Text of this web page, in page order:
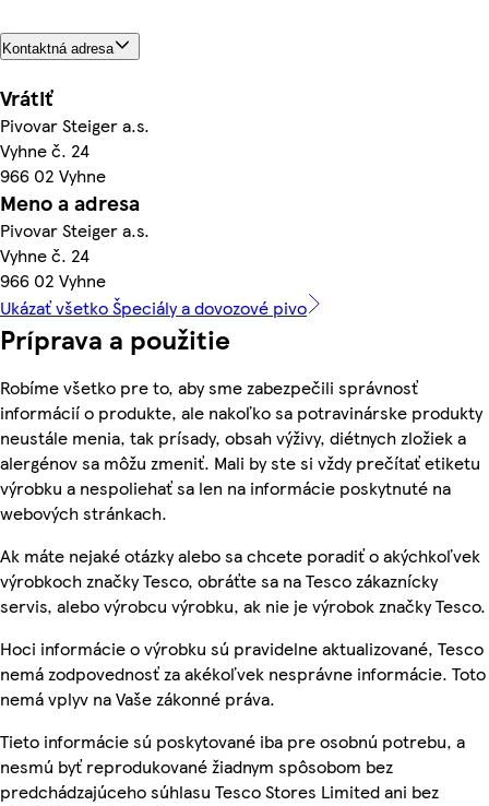
Kontaktná adresa
Vrátiť
Pivovar Steiger a.s.
Vyhne č. 24
966 02 Vyhne
Meno a adresa
Pivovar Steiger a.s.
Vyhne č. 24
966 02 Vyhne
Ukázať všetko Špeciály a dovozové pivo
Príprava a použitie
Robíme všetko pre to, aby sme zabezpečili správnosť
informácií o produkte, ale nakoľko sa potravinárske produkty
neustále menia, tak prísady, obsah výživy, diétnych zložiek a
alergénov sa môžu zmeniť. Mali by ste si vždy prečítať etiketu
výrobku a nespoliehať sa len na informácie poskytnuté na
webových stránkach.
Ak máte nejaké otázky alebo sa chcete poradiť o akýchkoľvek
výrobkoch značky Tesco, obráťte sa na Tesco zákaznícky
servis, alebo výrobcu výrobku, ak nie je výrobok značky Tesco.
Hoci informácie o výrobku sú pravidelne aktualizované, Tesco
nemá zodpovednosť za akékoľvek nesprávne informácie. Toto
nemá vplyv na Vaše zákonné práva.
Tieto informácie sú poskytované iba pre osobnú potrebu, a
nesmú byť reprodukované žiadnym spôsobom bez
predchádzajúceho súhlasu Tesco Stores Limited ani bez